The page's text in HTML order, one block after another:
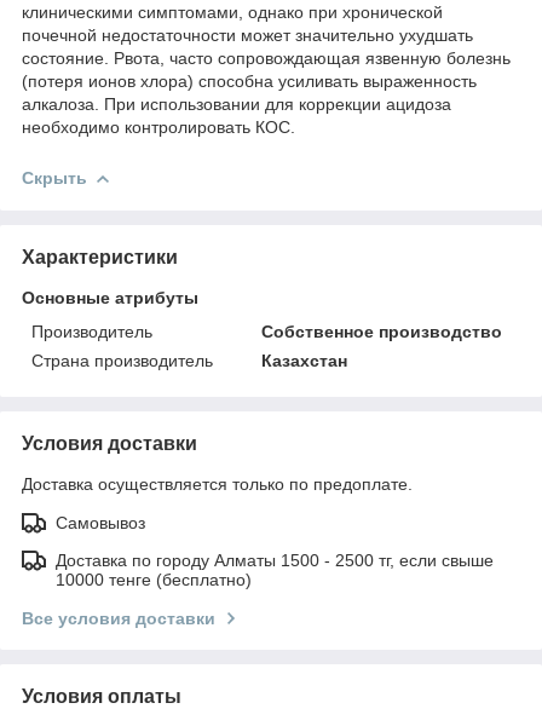
клиническими симптомами, однако при хронической
почечной недостаточности может значительно ухудшать
состояние. Рвота, часто сопровождающая язвенную болезнь
(потеря ионов хлора) способна усиливать выраженность
алкалоза. При использовании для коррекции ацидоза
необходимо контролировать КОС.
Скрыть
Характеристики
Основные атрибуты
Производитель
Собственное производство
Страна производитель
Казахстан
Условия доставки
Доставка осуществляется только по предоплате.
Самовывоз
Доставка по городу Алматы 1500 - 2500 тг, если свыше
10000 тенге (бесплатно)
Все условия доставки
Условия оплаты